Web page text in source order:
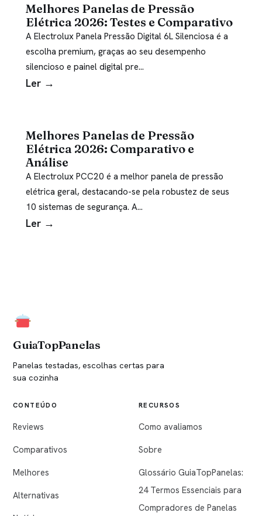
Melhores Panelas de Pressão
Elétrica 2026: Testes e Comparativo
A Electrolux Panela Pressão Digital 6L Silenciosa é a
escolha premium, graças ao seu desempenho
silencioso e painel digital pre…
Ler →
Melhores Panelas de Pressão
Elétrica 2026: Comparativo e
Análise
A Electrolux PCC20 é a melhor panela de pressão
elétrica geral, destacando-se pela robustez de seus
10 sistemas de segurança. A…
Ler →
GuiaTopPanelas
Panelas testadas, escolhas certas para
sua cozinha
CONTEÚDO
Reviews
Comparativos
Melhores
Alternativas
RECURSOS
Como avaliamos
Sobre
Glossário GuiaTopPanelas:
24 Termos Essenciais para
Compradores de Panelas